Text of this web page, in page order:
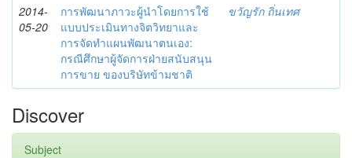
2014-
05-20
การพัฒนาภาวะผู้นำโดยการใช้
แบบประเมินทางจิตวิทยาและ
การจัดทำแผนพัฒนาตนเอง:
กรณีศึกษาผู้จัดการฝ่ายสนับสนุน
การขาย ของบริษัทข้ามชาติ
ขวัญรัก ถิ่นเทศ
Discover
Subject